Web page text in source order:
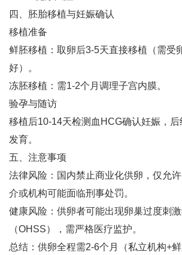
四、胚胎移植与妊娠确认
移植准备‌
鲜胚移植：取卵后3-5天直接移植（需受
好）‌。
冻胚移植：需1-2个月调理子宫内膜‌。
验孕与随访‌
移植后10-14天检测血HCG确认妊娠，
发育‌。
五、注意事项
法律风险‌：国内禁止商业化供卵，仅允
介或机构可能面临刑事处罚‌。
健康风险‌：供卵者可能出现卵巢过度刺
（OHSS），需严格医疗监护‌。
总结‌：供卵全程需2-6个月（私立机构+